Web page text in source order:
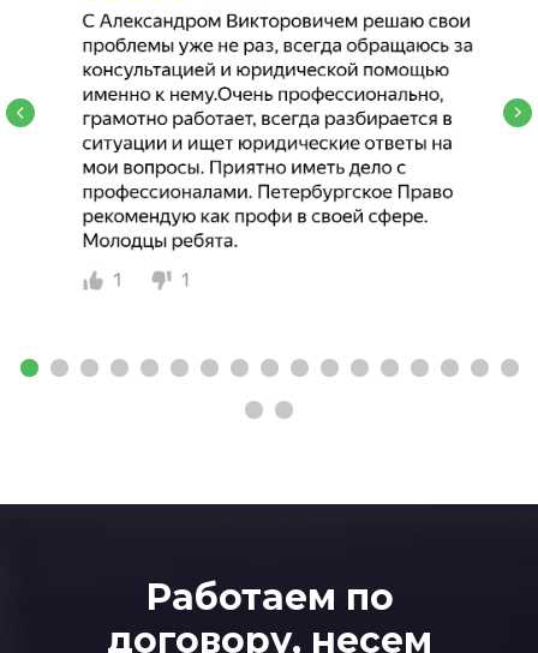
Работаем по
договору, несем